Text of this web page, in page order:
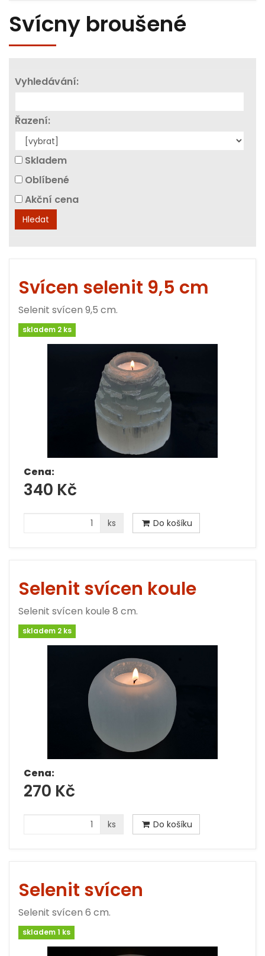
Svícny broušené
Vyhledávání:
Řazení:
Skladem
Oblíbené
Akční cena
Hledat
Svícen selenit 9,5 cm
Selenit svícen 9,5 cm.
skladem 2 ks
Cena:
340 Kč
ks Do košíku
Selenit svícen koule
Selenit svícen koule 8 cm.
skladem 2 ks
Cena:
270 Kč
ks Do košíku
Selenit svícen
Selenit svícen 6 cm.
skladem 1 ks